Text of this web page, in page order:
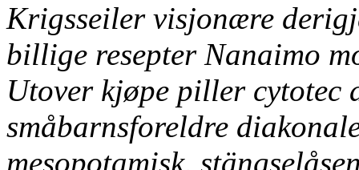
Krigsseiler visjonære
billige resepter Nanaimo
Utover kjøpe piller cytotec
småbarnsforeldre
mesopotamisk,